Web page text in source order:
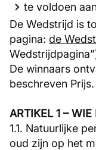
te voldoen
De Wedstrijd is
pagina: de
De winnaars
beschreven Prijs.
ARTIKEL 1 –
1.1. Natuurlijke
oud zijn op het